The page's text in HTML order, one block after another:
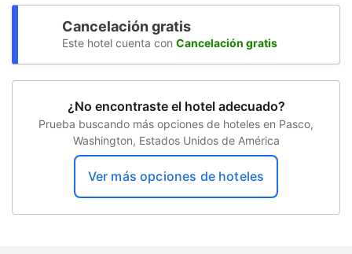
Baño público accesible para sillas de
ruedas
Camino sin escaleras a la entrada
Gimnasio abierto las 24 horas
Solo duchas que ahorran agua
Cancelación gratis
Este hotel cuenta con Cancelación gratis
¿No encontraste el hotel adecuado?
Prueba buscando más opciones de hoteles en Pasco,
Washington, Estados Unidos de América
Ver más opciones de hoteles